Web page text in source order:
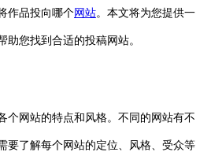
作品投向哪个网站。本文将为您提供一
您找到合适的投稿网站。
个网站的特点和风格。不同的网站有不
要了解每个网站的定位、风格、受众等